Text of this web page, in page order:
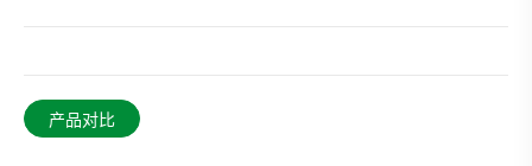
产品对比